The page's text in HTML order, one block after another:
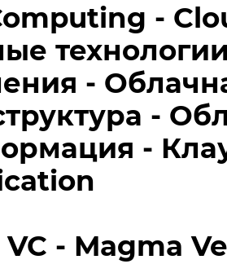
-
-
-
-
- Magma